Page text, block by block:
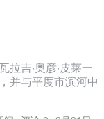
吉·奥彦·皮莱一
并与平度市滨河中